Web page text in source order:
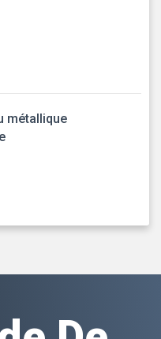
métallique